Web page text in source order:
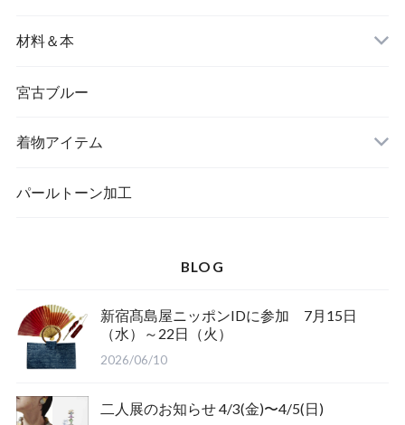
バングル＆ブレスレット
ペンダント
ブローチ
メッセージカード
一筆箋
バッグ
材料＆本
ハンドメイドキット
宮古ブルー
着物アイテム
パールトーン加工
BLOG
新宿髙島屋ニッポンIDに参加 7月15日
（水）～22日（火）
2026/06/10
二人展のお知らせ 4/3(金)〜4/5(日)